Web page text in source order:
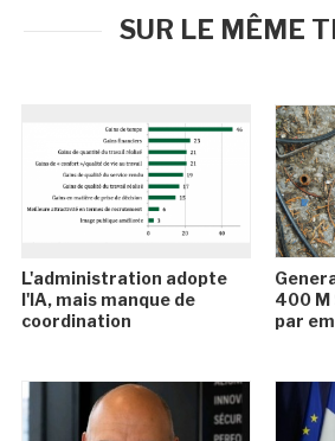
SUR LE MÊME
L'administration adopte
l'IA, mais manque de
coordination
400 M
par